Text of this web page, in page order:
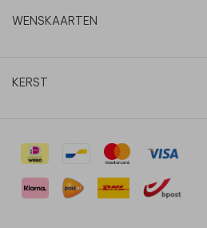
WENSKAARTEN
KERST